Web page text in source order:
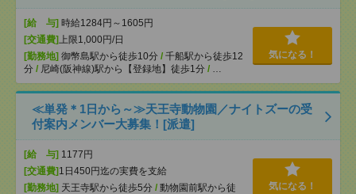
[給 与] 時給1284円～1605円
[交通費] 上限1,000円/日
[勤務地] 御幣島駅から徒歩10分 / 千船駅から徒歩12
分 / 尼崎(阪神線)駅から【登録地】徒歩1分 / …
気になる！
≪単発＊1日から～≫天王寺動物園／ナイトズーの受
付案内メンバー大募集！[派遣]
[給 与] 1177円
[交通費] 1日450円迄の実費を支給
[勤務地] 天王寺駅から徒歩5分 / 動物園前駅から徒
気になる！